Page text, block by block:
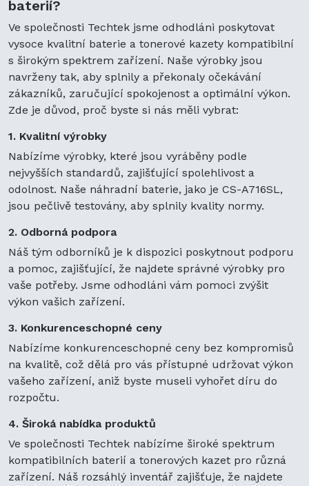
baterií?
Ve společnosti Techtek jsme odhodláni poskytovat
vysoce kvalitní baterie a tonerové kazety kompatibilní
s širokým spektrem zařízení. Naše výrobky jsou
navrženy tak, aby splnily a překonaly očekávání
zákazníků, zaručující spokojenost a optimální výkon.
Zde je důvod, proč byste si nás měli vybrat:
1. Kvalitní výrobky
Nabízíme výrobky, které jsou vyráběny podle
nejvyšších standardů, zajišťující spolehlivost a
odolnost. Naše náhradní baterie, jako je CS-A716SL,
jsou pečlivě testovány, aby splnily kvality normy.
2. Odborná podpora
Náš tým odborníků je k dispozici poskytnout podporu
a pomoc, zajišťující, že najdete správné výrobky pro
vaše potřeby. Jsme odhodláni vám pomoci zvýšit
výkon vašich zařízení.
3. Konkurenceschopné ceny
Nabízíme konkurenceschopné ceny bez kompromisů
na kvalitě, což dělá pro vás přístupné udržovat výkon
vašeho zařízení, aniž byste museli vyhořet díru do
rozpočtu.
4. Široká nabídka produktů
Ve společnosti Techtek nabízíme široké spektrum
kompatibilních baterií a tonerových kazet pro různá
zařízení. Náš rozsáhlý inventář zajišťuje, že najdete